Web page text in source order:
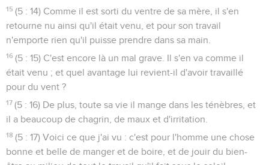
15 (5 : 14) Comme il est sorti du ventre de sa mère, il s'en
retourne nu ainsi qu'il était venu, et pour son travail
n'emporte rien qu'il puisse prendre dans sa main.
16 (5 : 15) C'est encore là un mal grave. Il s'en va comme il
était venu ; et quel avantage lui revient-il d'avoir travaillé
pour du vent ?
17 (5 : 16) De plus, toute sa vie il mange dans les ténèbres, et
il a beaucoup de chagrin, de maux et d'irritation.
18 (5 : 17) Voici ce que j'ai vu : c'est pour l'homme une chose
bonne et belle de manger et de boire, et de jouir du bien-